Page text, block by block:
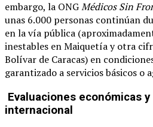
embargo, la ONGMédicos Sin
unas 6.000 personas continúan
en la vía pública
inestables en Maiquetía y otra
Bolívar de Caracas) en
garantizado a servicios básicos o
Evaluaciones económicas
internacional